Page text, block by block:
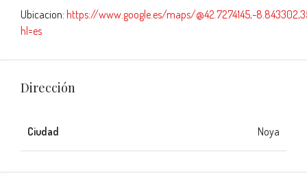
Ubicacion: https://www.google.es/maps/@42.7274145,-
hl=es
Dirección
Ciudad Noya